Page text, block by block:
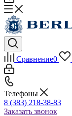
Сравнение0
Телефоны
8 (383) 218-38-83
Заказать звонок